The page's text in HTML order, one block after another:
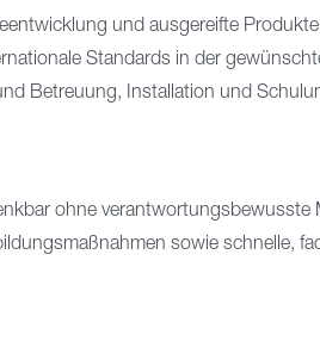
und ausgereifte
Standards in der
Betreuung, Installation und
ohne
sowie schnelle,